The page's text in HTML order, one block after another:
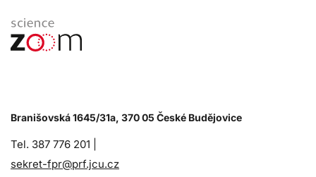
Branišovská 1645/31a, 370 05 České Budějovice
Tel. 387 776 201 |
sekret-fpr@prf.jcu.cz